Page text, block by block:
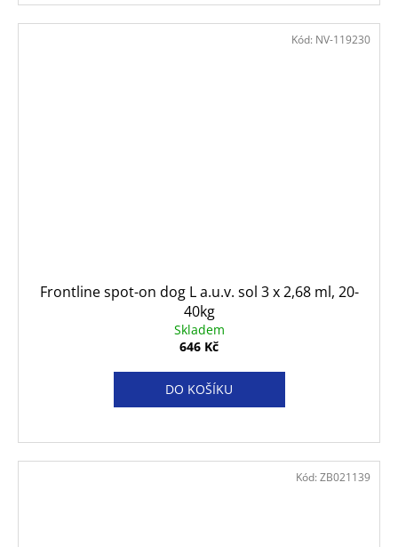
Frontline spot-on dog L a.u.v. sol 3 x 2,68 ml, 20-
40kg
Skladem
646 Kč
DO KOŠÍKU
Kód: NV-119230
Kód: ZB021139